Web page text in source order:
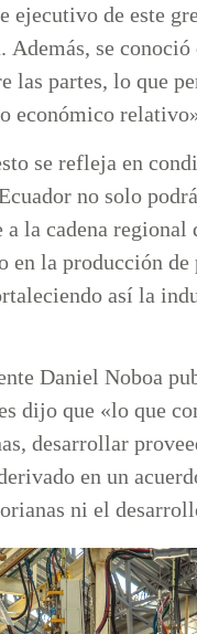
ejecutivo de este
se
las partes, lo que
económico
se refleja en
no solo
la cadena
en la producción
así la
Daniel Noboa
dijo que «lo que
desarrollar
en un
ni el